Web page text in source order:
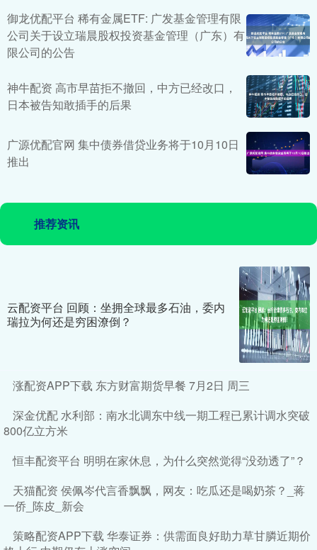
御龙优配平台 稀有金属ETF: 广发基金管理有限
公司关于设立瑞晨股权投资基金管理（广东）有
限公司的公告
神牛配资 高市早苗拒不撤回，中方已经改口，
日本被告知敢插手的后果
广源优配官网 集中债券借贷业务将于10月10日
推出
推荐资讯
云配资平台 回顾：坐拥全球最多石油，委内
瑞拉为何还是穷困潦倒？
涨配资APP下载 东方财富期货早餐 7月2日 周三
深金优配 水利部：南水北调东中线一期工程已累计调水突破
800亿立方米
恒丰配资平台 明明在家休息，为什么突然觉得“没劲透了”？
天猫配资 侯佩岑代言香飘飘，网友：吃瓜还是喝奶茶？_蒋
一侨_陈皮_新会
策略配资APP下载 华泰证券：供需面良好助力草甘膦近期价